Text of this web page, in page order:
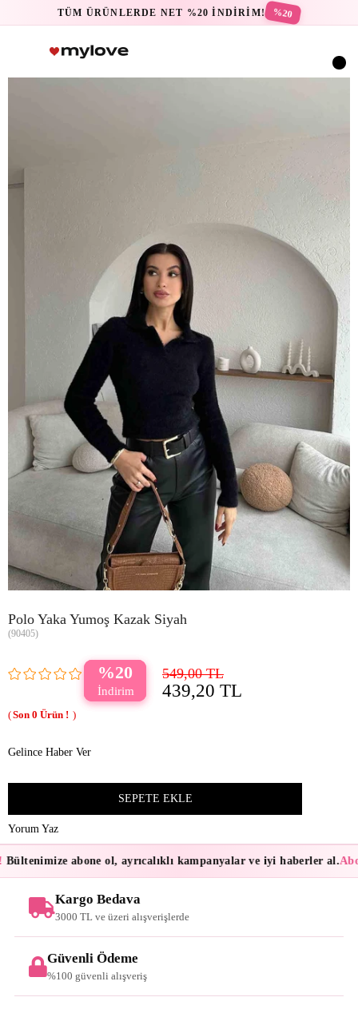
TÜM ÜRÜNLERDE NET %20 İNDİRİM! %20
Polo Yaka Yumoş Kazak Siyah
(90405)
20 549,00 TL
439,20 TL
0
Gelince Haber Ver
Yorum Yaz
Bültenimize abone ol, ayrıcalıklı kampanyalar ve iyi haberler al.
Kargo Bedava
3000 TL ve üzeri alışverişlerde
Güvenli Ödeme
%100 güvenli alışveriş